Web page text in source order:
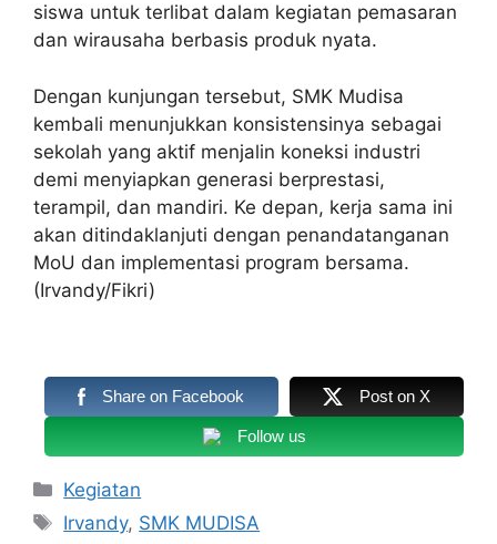
siswa untuk terlibat dalam kegiatan pemasaran
dan wirausaha berbasis produk nyata.
Dengan kunjungan tersebut, SMK Mudisa
kembali menunjukkan konsistensinya sebagai
sekolah yang aktif menjalin koneksi industri
demi menyiapkan generasi berprestasi,
terampil, dan mandiri. Ke depan, kerja sama ini
akan ditindaklanjuti dengan penandatanganan
MoU dan implementasi program bersama.
(Irvandy/Fikri)
Share on Facebook Post on X
Follow us
Kategori
Kegiatan
Tag
Irvandy, SMK MUDISA